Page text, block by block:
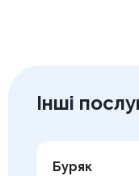
Інші
Буряк